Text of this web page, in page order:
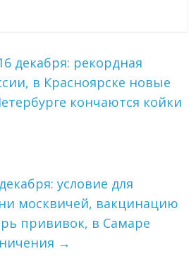
декабря: рекордная
в Красноярске новые
кончаются койки
условие для
москвичей, вакцинацию
прививок, в Самаре
→